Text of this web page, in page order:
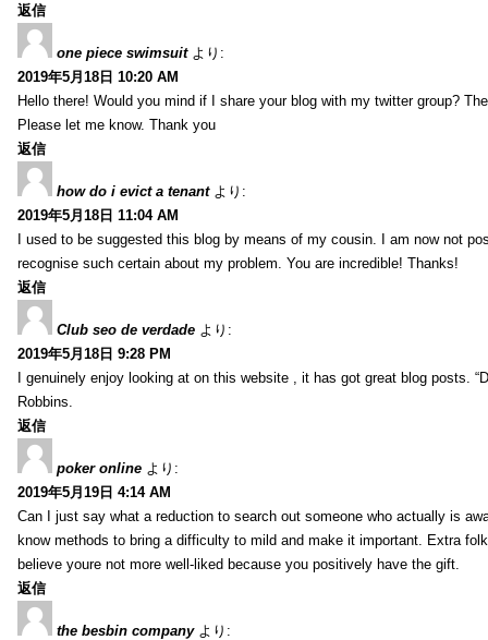
返信
one piece swimsuit より:
2019年5月18日 10:20 AM
Hello there! Would you mind if I share your blog with my twitter group?
Please let me know. Thank you
返信
how do i evict a tenant より:
2019年5月18日 11:04 AM
I used to be suggested this blog by means of my cousin. I am now not
recognise such certain about my problem. You are incredible! Thanks!
返信
Club seo de verdade より:
2019年5月18日 9:28 PM
I genuinely enjoy looking at on this website , it has got great blog posts.
Robbins.
返信
poker online より:
2019年5月19日 4:14 AM
Can I just say what a reduction to search out someone who actually is
know methods to bring a difficulty to mild and make it important. Extra
believe youre not more well-liked because you positively have the gift.
返信
the besbin company より: